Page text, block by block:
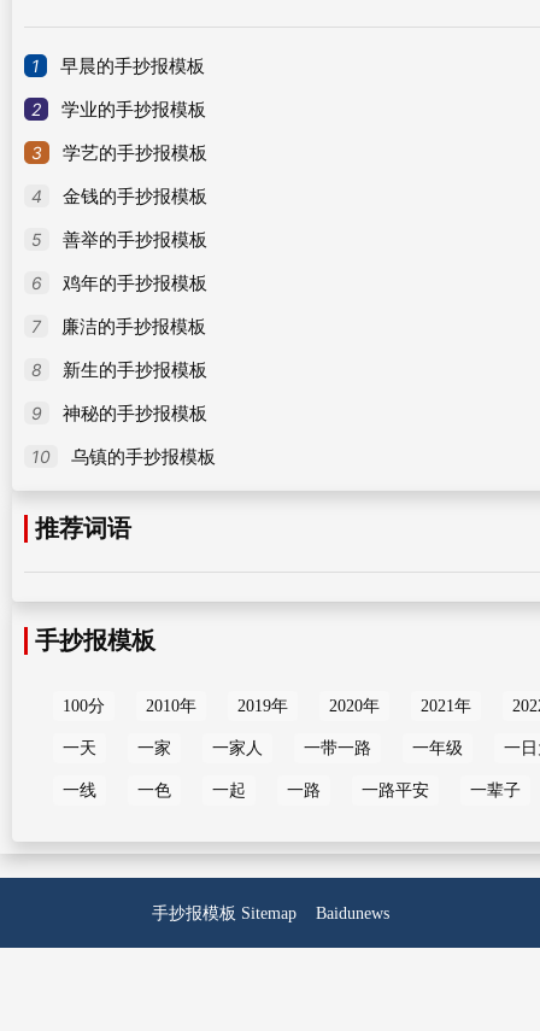
1 早晨的手抄报模板
2 学业的手抄报模板
3 学艺的手抄报模板
4 金钱的手抄报模板
5 善举的手抄报模板
6 鸡年的手抄报模板
7 廉洁的手抄报模板
8 新生的手抄报模板
9 神秘的手抄报模板
10 乌镇的手抄报模板
推荐词语
手抄报模板
100分 2010年 2019年 2020年 2021年
一天 一家 一家人 一带一路 一年级 一
一线 一色 一起 一路 一路平安 一辈子
手抄报模板 Sitemap Baidunews